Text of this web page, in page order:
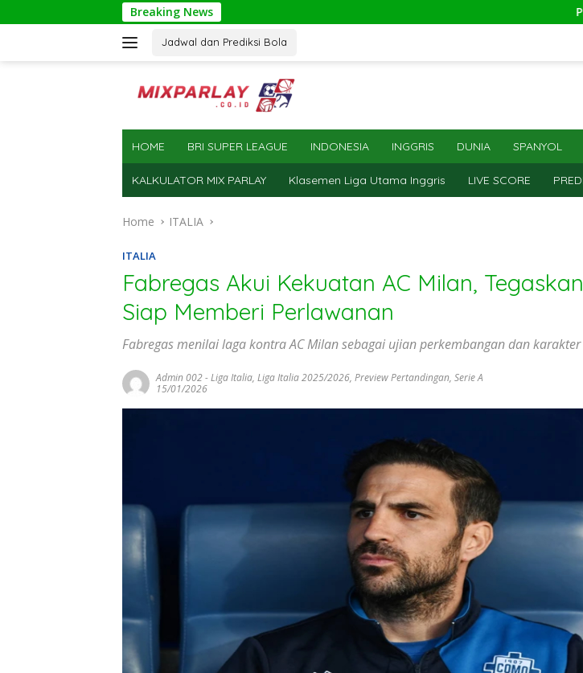
to
Breaking News Prediksi NAC
Jadwal dan Prediksi Bola
HOME BRI SUPER LEAGUE INDONESIA INGGRIS DUNIA SPANYOL
KALKULATOR MIX PARLAY Klasemen Liga Utama Inggris LIVE SCORE
Home ITALIA
ITALIA
Fabregas Akui Kekuatan AC Milan,
Siap Memberi Perlawanan
Fabregas menilai laga kontra AC Milan sebagai ujian perkembangan dan
Admin 002-Liga Italia, Liga Italia 2025/2026, Preview Pertandingan, Serie A
15/01/2026